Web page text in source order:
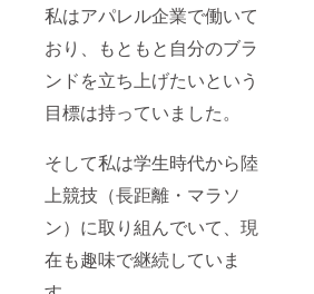
私はアパレル企業で働いて
おり、もともと自分のブラ
ンドを立ち上げたいという
目標は持っていました。
そして私は学生時代から陸
上競技（長距離・マラソ
ン）に取り組んでいて、現
在も趣味で継続していま